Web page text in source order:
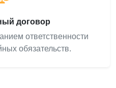
договор
ответственности
обязательств.